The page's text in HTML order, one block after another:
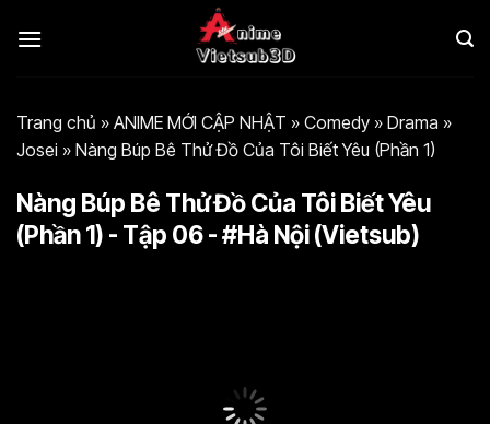
qua
Trang chủ » ANIME MỚI CẬP NHẬT » Comedy » Drama »
Josei » Nàng Búp Bê Thử Đồ Của Tôi Biết Yêu (Phần 1)
Nàng Búp Bê Thử Đồ Của Tôi Biết Yêu
(Phần 1) - Tập 06 - #Hà Nội (Vietsub)